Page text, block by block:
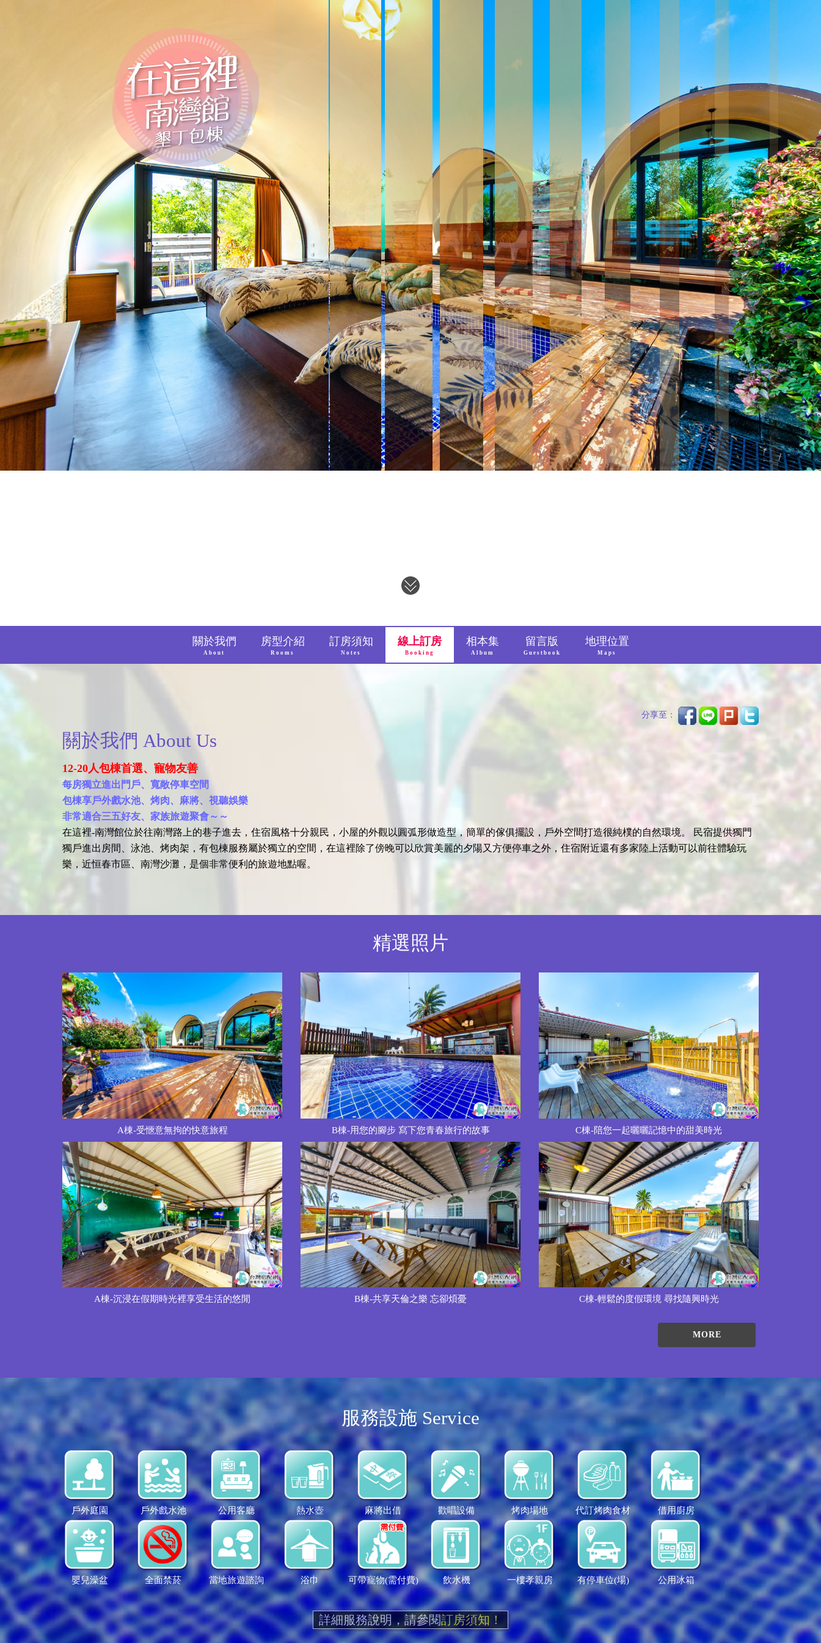
關於我們
About
房型介紹
Rooms
訂房須知
Notes
線上訂房
Booking
相本集
Album
留言版
Guestbook
地理位置
Maps
分享至：
關於我們 About Us
12-20人包棟首選、寵物友善
每房獨立進出門戶、寬敞停車空間
包棟享戶外戲水池、烤肉、麻將、視聽娛樂
非常適合三五好友、家族旅遊聚會～～
在這裡-南灣館位於往南灣路上的巷子進去，住宿風格十分親民，小屋的外觀以圓弧形做造型，簡單的傢俱擺設，戶外空間打造很純樸的自然環境。 民宿提供獨門
獨戶進出房間、泳池、烤肉架，有包棟服務屬於獨立的空間，在這裡除了傍晚可以欣賞美麗的夕陽又方便停車之外，住宿附近還有多家陸上活動可以前往體驗玩
樂，近恒春市區、南灣沙灘，是個非常便利的旅遊地點喔。
精選照片
A棟-受愜意無拘的快意旅程 B棟-用您的腳步 寫下您青春旅行的故事 C棟-陪您一起曬曬記憶中的甜美時光
A棟-沉浸在假期時光裡享受生活的悠閒 B棟-共享天倫之樂 忘卻煩憂 C棟-輕鬆的度假環境 尋找隨興時光
MORE
服務設施 Service
戶外庭園 戶外戲水池 公用客廳 熱水壺 麻將出借 歡唱設備 烤肉場地 代訂烤肉食材 借用廚房
嬰兒澡盆 全面禁菸 當地旅遊諮詢 浴巾 可帶寵物(需付費) 飲水機 一樓孝親房 有停車位(場) 公用冰箱
詳細服務說明，請參閱訂房須知！